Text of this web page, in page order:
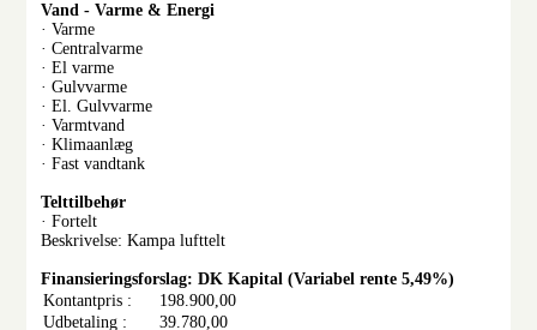
Vand - Varme & Energi
· Varme
· Centralvarme
· El varme
· Gulvvarme
· El. Gulvvarme
· Varmtvand
· Klimaanlæg
· Fast vandtank
Telttilbehør
· Fortelt
Beskrivelse: Kampa lufttelt
Finansieringsforslag: DK Kapital (Variabel rente 5,49%)
Kontantpris :
198.900,00
Udbetaling :
39.780,00